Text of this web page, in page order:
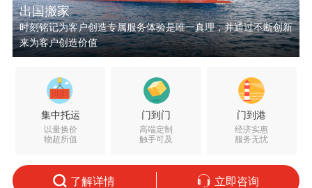
出国搬家
时刻铭记为客户创造专属服务体验是唯一真理，并通过不断创新
来为客户创造价值
集中托运
以量换价
物超所值
门到门
高端定制
触手可及
门到港
经济实惠
服务无忧
了解详情 立即咨询